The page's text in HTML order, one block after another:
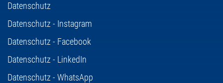
Datenschutz
Datenschutz - Instagram
Datenschutz - Facebook
Datenschutz - LinkedIn
Datenschutz - WhatsApp